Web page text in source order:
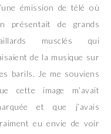
émission de télé où
présentait de grands
musclés qui
de la musique sur
barils. Je me souviens
cette image m’avait
et que j’avais
eu envie de voir